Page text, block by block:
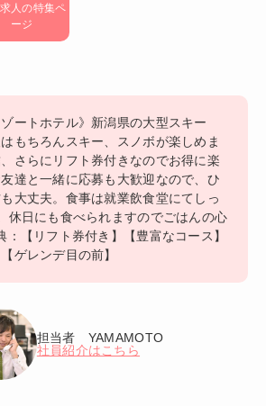
求人の特集ペ
ージ
ゾートホテル》新潟県の大型スキー
もちろんスキー、スノボが楽しめま
さらにリフト券付きなのでお得に楽
達と一緒に応募も大歓迎なので、ひ
大丈夫。食事は就業飲食堂にてしっ
休日にも食べられますのでごはんの心
：【リフト券付き】【豊富なコース】
ゲレンデ目の前】
担当者 YAMAMOTO
社員紹介はこちら